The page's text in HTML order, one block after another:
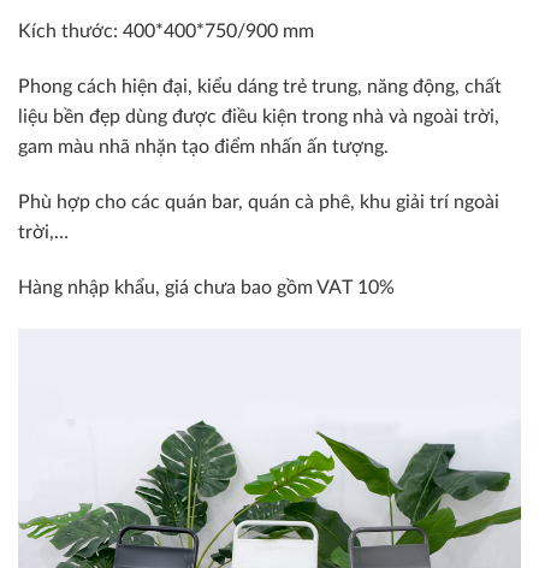
Kích thước: 400*400*750/900 mm
Phong cách hiện đại, kiểu dáng trẻ trung, năng động, chất
liệu bền đẹp dùng được điều kiện trong nhà và ngoài trời,
gam màu nhã nhặn tạo điểm nhấn ấn tượng.
Phù hợp cho các quán bar, quán cà phê, khu giải trí ngoài
trời,…
Hàng nhập khẩu, giá chưa bao gồm VAT 10%